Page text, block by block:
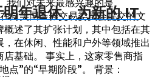
向美国证券交易委员会提交的文
述了其扩张计划，其中包括在其
在休闲、性能和户外等领域推出
基础。 事实上，这家零售商指
点”的“早期阶段”。 背景：
年退休，为新的 IT